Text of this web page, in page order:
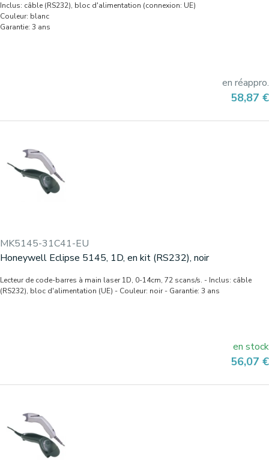
Inclus: câble (RS232), bloc d'alimentation (connexion: UE)
Couleur: blanc
Garantie: 3 ans
en réappro.
Prix
58,87 €
MK5145-31C41-EU
Honeywell Eclipse 5145, 1D, en kit (RS232), noir
Lecteur de code-barres à main laser 1D, 0-14cm, 72 scans/s. - Inclus: câble
(RS232), bloc d'alimentation (UE) - Couleur: noir - Garantie: 3 ans
en stock
Prix
56,07 €